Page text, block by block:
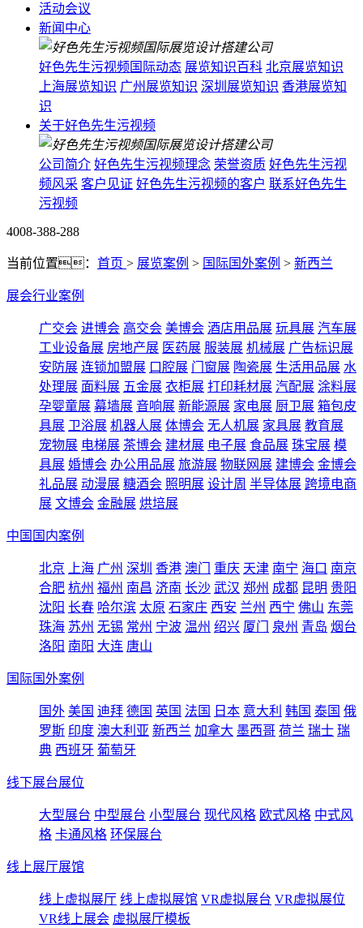
活动会议
新闻中心
好色先生污视频国际动态 展览知识百科 北京展览知识
上海展览知识 广州展览知识 深圳展览知识 香港展览知
识
关于好色先生污视频
公司简介 好色先生污视频理念 荣誉资质 好色先生污视
频风采 客户见证 好色先生污视频的客户 联系好色先生
污视频
4008-388-288
当前位置： 首页 > 展览案例 > 国际国外案例 > 新西兰
展会行业案例
广交会 进博会 高交会 美博会 酒店用品展 玩具展 汽车展
工业设备展 房地产展 医药展 服装展 机械展 广告标识展
安防展 连锁加盟展 口腔展 门窗展 陶瓷展 生活用品展 水
处理展 面料展 五金展 衣柜展 打印耗材展 汽配展 涂料展
孕婴童展 幕墙展 音响展 新能源展 家电展 厨卫展 箱包皮
具展 卫浴展 机器人展 体博会 无人机展 家具展 教育展
宠物展 电梯展 茶博会 建材展 电子展 食品展 珠宝展 模
具展 婚博会 办公用品展 旅游展 物联网展 建博会 金博会
礼品展 动漫展 糖酒会 照明展 设计周 半导体展 跨境电商
展 文博会 金融展 烘培展
中国国内案例
北京 上海 广州 深圳 香港 澳门 重庆 天津 南宁 海口 南京
合肥 杭州 福州 南昌 济南 长沙 武汉 郑州 成都 昆明 贵阳
沈阳 长春 哈尔滨 太原 石家庄 西安 兰州 西宁 佛山 东莞
珠海 苏州 无锡 常州 宁波 温州 绍兴 厦门 泉州 青岛 烟台
洛阳 南阳 大连 唐山
国际国外案例
国外 美国 迪拜 德国 英国 法国 日本 意大利 韩国 泰国 俄
罗斯 印度 澳大利亚 新西兰 加拿大 墨西哥 荷兰 瑞士 瑞
典 西班牙 葡萄牙
线下展台展位
大型展台 中型展台 小型展台 现代风格 欧式风格 中式风
格 卡通风格 环保展台
线上展厅展馆
线上虚拟展厅 线上虚拟展馆 VR虚拟展台 VR虚拟展位
VR线上展会 虚拟展厅模板